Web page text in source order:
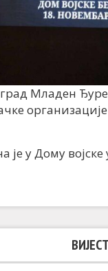
Младен
у Дому војске